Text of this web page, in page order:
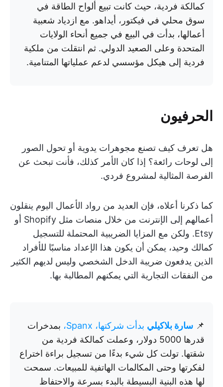
كمالكة فردية، حيث كانت تبيع ألواح الطاقة في
سوق محلي في فيكتور، أيداهو. مع ازدياد شعبية
أعمالها، بدأت في البيع في جميع أنحاء الولايات
المتحدة وعلى الصعيد الدولي. ثم انتقلت من ملكية
فردية إلى هيكل مؤسسي لدعم عملياتها المتنامية.
الحرفيون
هل تعرف كيف تصنع مجوهرات يدوية أو تحول الصور
إلى لوحات رائعة؟ إذا كان الأمر كذلك، فأنت تبحث عن
الفرصة المثالية لمشروع فردي.
كما ذكرنا أعلاه، فإن العديد من رواد الأعمال اليوم ينقلون
أعمالهم إلى الإنترنت من خلال منصات مثل Shopify أو
Etsy. ولكن مع المزايا الضريبية المحتملة للتسجيل
كمالك وحيد، يمكن أن يكون هذا الإعداد مناسبًا للأفراد
الذين يدفعون ضريبة الدخل الشخصي وليس لديهم الكثير
من النفقات التجارية التي يمكنهم المطالبة بها.
📌 سارة بلاكيلي بدأت شركتها، Spanx،
بمدخرات
قدرها 5000 دولار، وعملت كمالكة فردية من
شقتها. تولت كل شيء بدءًا من تسجيل براءة اختراع
لفكرتها وحتى المكالمات الهاتفية للمبيعات. سمحت
لها هذه البنية البسيطة بالبدء بسرعة والاحتفاظ